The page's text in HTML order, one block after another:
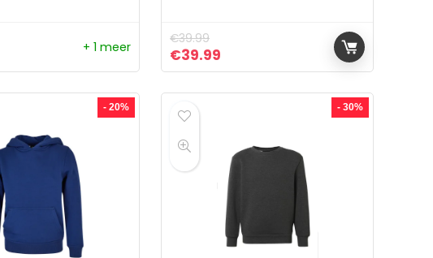
prijs was: €49.99.
prijs is: €31.87.
+ 1 meer
€39.99
Oorspronkelijke prijs was: €39.99.
€39.99 Huidige prijs is: €39.99.
- 20% - 30%